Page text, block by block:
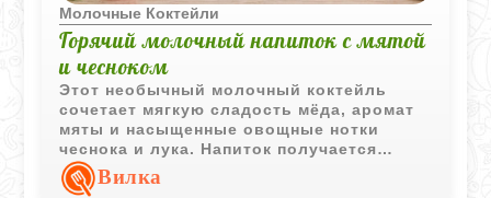
Молочные Коктейли
Горячий молочный напиток с мятой
и чесноком
Этот необычный молочный коктейль
сочетает мягкую сладость мёда, аромат
мяты и насыщенные овощные нотки
чеснока и лука. Напиток получается
согревающим, пряным и очень
нестандартным по вкусу.
Вилка